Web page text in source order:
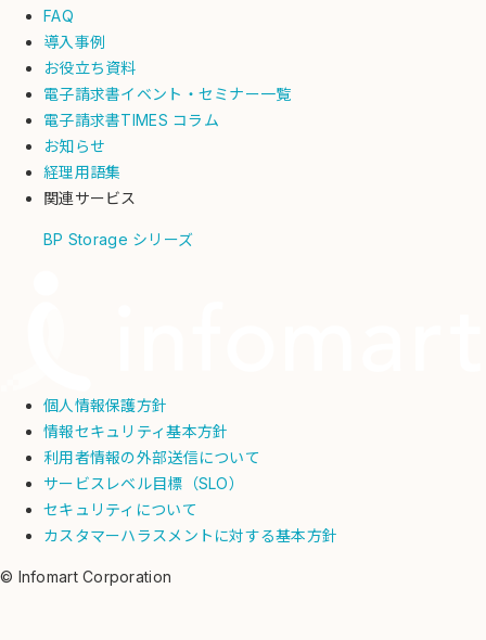
FAQ
導入事例
お役立ち資料
電子請求書イベント・セミナー一覧
電子請求書TIMES コラム
お知らせ
経理用語集
関連サービス
BP Storage シリーズ
個人情報保護方針
情報セキュリティ基本方針
利用者情報の外部送信について
サービスレベル目標（SLO）
セキュリティについて
カスタマーハラスメントに対する基本方針
© Infomart Corporation